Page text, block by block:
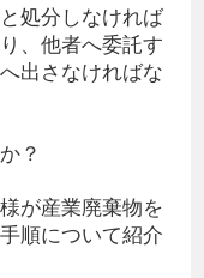
処分しなければ
、他者へ委託す
出さなければな
？
が産業廃棄物を
順について紹介